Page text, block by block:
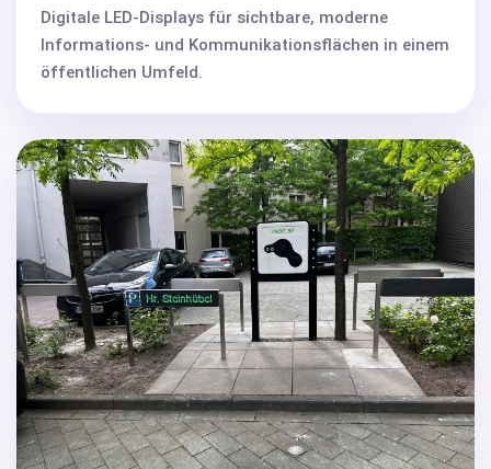
Digitale LED-Displays für sichtbare, moderne
Informations- und Kommunikationsflächen in einem
öffentlichen Umfeld.